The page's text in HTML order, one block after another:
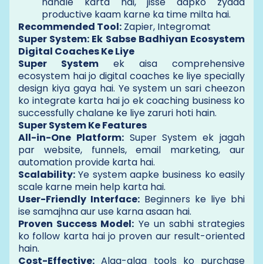
productive kaam karne ka time milta hai.
Recommended Tool: Zapier, Integromat
Super System: Ek Sabse Badhiyan Ecosystem
Digital Coaches Ke Liye
Super System ek aisa comprehensive
ecosystem hai jo digital coaches ke liye specially
design kiya gaya hai. Ye system un sari cheezon
ko integrate karta hai jo ek coaching business ko
successfully chalane ke liye zaruri hoti hain.
Super System Ke Features
All-in-One Platform:Super System ek jagah
par website, funnels, email marketing, aur
automation provide karta hai.
Scalability: Ye system aapke business ko easily
scale karne mein help karta hai.
User-Friendly Interface: Beginners ke liye bhi
ise samajhna aur use karna asaan hai.
Proven Success Model: Ye un sabhi strategies
ko follow karta hai jo proven aur result-oriented
hain.
Cost-Effective: Alag-alag tools ko purchase